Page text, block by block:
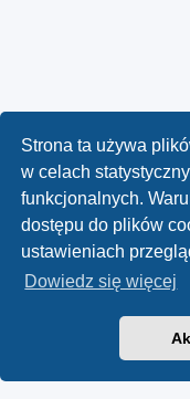
Strona ta używa
w celach
funkcjonalnych.
dostępu do plików
ustawieniach
Dowiedz się więcej